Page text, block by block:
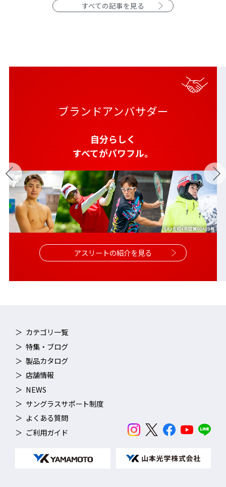
すべての記事を見る
ブランドアンバサダー
自分らしく
すべてがパワフル。
アスリートの紹介を見る
カテゴリ一覧
特集・ブログ
製品カタログ
店舗情報
NEWS
サングラスサポート制度
よくある質問
ご利用ガイド